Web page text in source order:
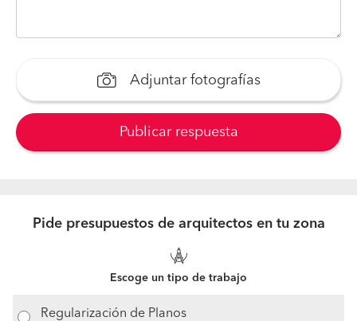
Adjuntar fotografías
Publicar respuesta
Pide presupuestos de arquitectos en tu zona
Escoge un tipo de trabajo
Regularización de Planos